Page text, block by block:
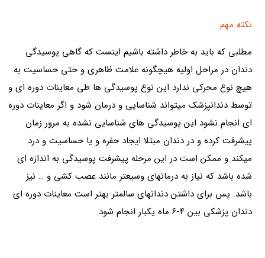
نکته مهم:
مطلبی که باید به خاطر داشته باشیم اینست که گاهی پوسیدگی
دندان در مراحل اولیه هیچگونه علامت ظاهری و حتی حساسیت به
هیچ نوع محرکی ندارد این نوع پوسیدگی ها طی معاینات دوره ای و
توسط دندانپزشک میتواند شناسایی و درمان شود و اگر معاینات دوره
ای انجام نشود این پوسیدگی های شناسایی نشده به مرور زمان
پیشرفت کرده و در دندان مبتلا ایجاد حفره و یا حساسیت و درد
میکند و ممکن است در این مرحله پیشرفت پوسیدگی به اندازه ای
شده باشد که نیاز به درمانهای وسیعتر مانند عصب کشی و … نیز
باشد. پس برای داشتن دندانهای سالمتر بهتر است معاینات دوره ای
دندان پزشکی بین ۴-۶ ماه یکبار انجام شود.